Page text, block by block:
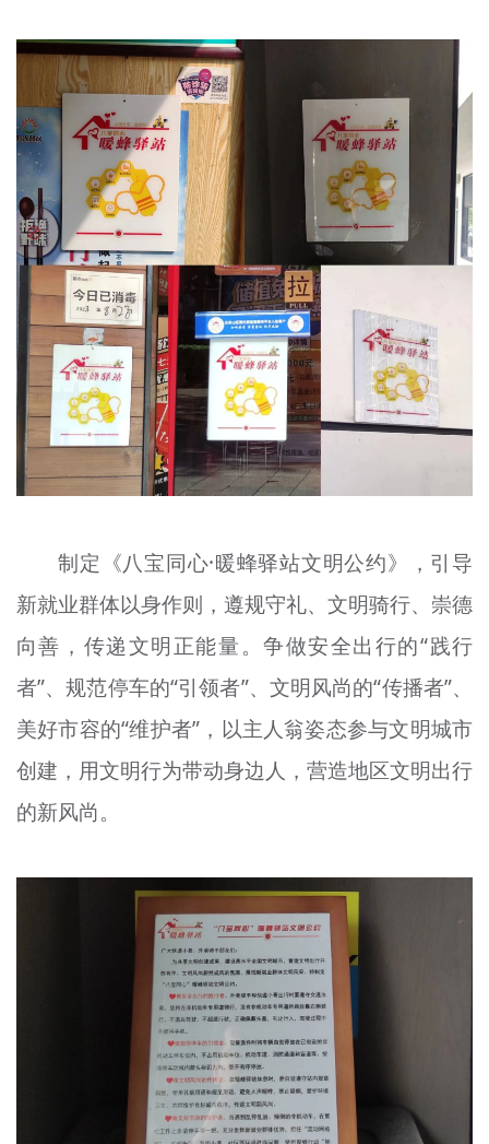
制定《八宝同心·暖蜂驿站文明公约》，引导
新就业群体以身作则，遵规守礼、文明骑行、崇德
向善，传递文明正能量。争做安全出行的“践行
者”、规范停车的“引领者”、文明风尚的“传播者”、
美好市容的“维护者”，以主人翁姿态参与文明城市
创建，用文明行为带动身边人，营造地区文明出行
的新风尚。